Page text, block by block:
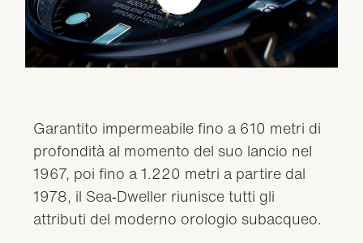
Play
Video
Garantito impermeabile fino a 610 metri di
profondità al momento del suo lancio nel
1967, poi fino a 1.220 metri a partire dal
1978, il Sea‑Dweller riunisce tutti gli
attributi del moderno orologio subacqueo.